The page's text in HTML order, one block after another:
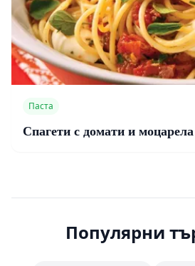
Паста
Спагети с домати и моцарела
Популярни